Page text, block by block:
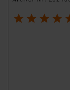
1 2 3 4 5